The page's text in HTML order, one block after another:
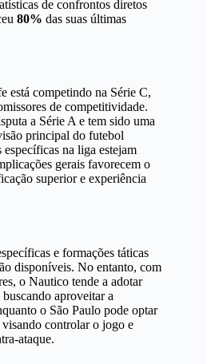
de confrontos diretos
80% das suas últimas
está competindo na Série C,
de competitividade.
a Série A e tem sido uma
principal do futebol
na liga estejam
gerais favorecem o
superior e experiência
e formações táticas
disponíveis. No entanto, com
o Nautico tende a adotar
aproveitar a
o São Paulo pode optar
controlar o jogo e
ataque.